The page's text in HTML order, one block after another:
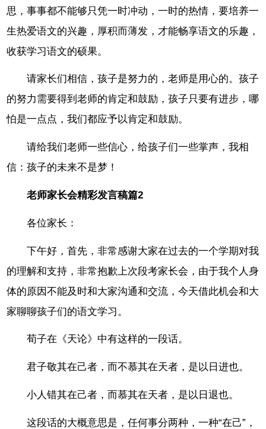
思，事事都不能够只凭一时冲动，一时的热情，要培养一
生热爱语文的兴趣，厚积而薄发，才能畅享语文的乐趣，
收获学习语文的硕果。
请家长们相信，孩子是努力的，老师是用心的。孩子
的努力需要得到老师的肯定和鼓励，孩子只要有进步，哪
怕是一点点，我们都应予以肯定和鼓励。
请给我们老师一些信心，给孩子们一些掌声，我相
信：孩子的未来不是梦！
老师家长会精彩发言稿篇2
各位家长：
下午好，首先，非常感谢大家在过去的一个学期对我
的理解和支持，非常抱歉上次段考家长会，由于我个人身
体的原因不能及时和大家沟通和交流，今天借此机会和大
家聊聊孩子们的语文学习。
荀子在《天论》中有这样的一段话。
君子敬其在己者，而不慕其在天者，是以日进也。
小人错其在己者，而慕其在天者，是以日退也。
这段话的大概意思是，任何事分两种，一种“在己”，